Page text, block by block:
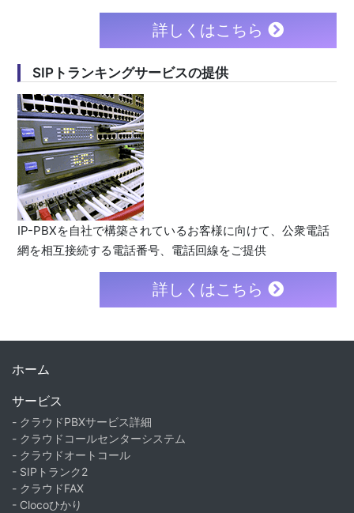
詳しくはこちら
SIPトランキングサービスの提供
IP-PBXを自社で構築されているお客様に向けて、公衆電話
網を相互接続する電話番号、電話回線をご提供
詳しくはこちら
ホーム
サービス
- クラウドPBXサービス詳細
- クラウドコールセンターシステム
- クラウドオートコール
- SIPトランク2
- クラウドFAX
- Clocoひかり